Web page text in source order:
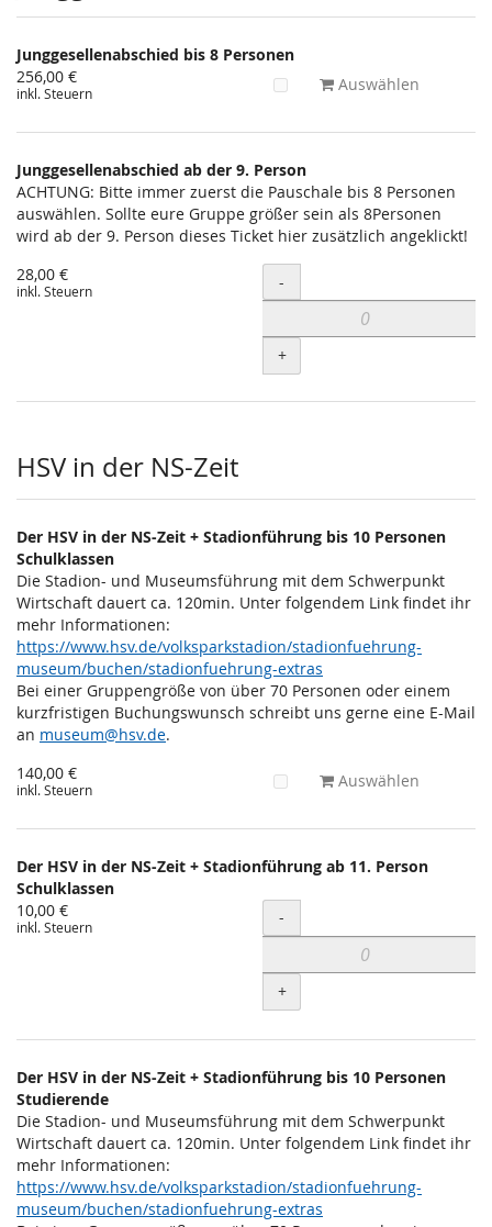
Junggesellenabschied bis 8 Personen
256,00 €
inkl. Steuern Auswählen
Junggesellenabschied ab der 9. Person
ACHTUNG: Bitte immer zuerst die Pauschale bis 8 Personen
auswählen. Sollte eure Gruppe größer sein als 8Personen
wird ab der 9. Person dieses Ticket hier zusätzlich angeklickt!
28,00 €
inkl. Steuern Menge
-
+
HSV in der NS-Zeit
Der HSV in der NS-Zeit + Stadionführung bis 10 Personen
Schulklassen
Die Stadion- und Museumsführung mit dem Schwerpunkt
Wirtschaft dauert ca. 120min. Unter folgendem Link findet ihr
mehr Informationen:
https://www.hsv.de/volksparkstadion/stadionfuehrung-
museum/buchen/stadionfuehrung-extras
Bei einer Gruppengröße von über 70 Personen oder einem
kurzfristigen Buchungswunsch schreibt uns gerne eine E-Mail
an museum@hsv.de.
140,00 €
inkl. Steuern Auswählen
Der HSV in der NS-Zeit + Stadionführung ab 11. Person
Schulklassen
10,00 €
inkl. Steuern Menge
-
+
Der HSV in der NS-Zeit + Stadionführung bis 10 Personen
Studierende
Die Stadion- und Museumsführung mit dem Schwerpunkt
Wirtschaft dauert ca. 120min. Unter folgendem Link findet ihr
mehr Informationen:
https://www.hsv.de/volksparkstadion/stadionfuehrung-
museum/buchen/stadionfuehrung-extras